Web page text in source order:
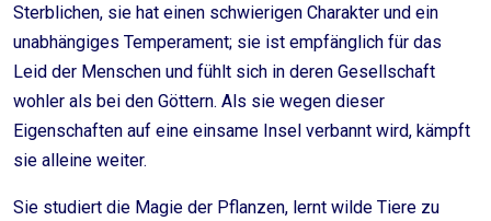
Sterblichen, sie hat einen schwierigen Charakter und ein
unabhängiges Temperament; sie ist empfänglich für das
Leid der Menschen und fühlt sich in deren Gesellschaft
wohler als bei den Göttern. Als sie wegen dieser
Eigenschaften auf eine einsame Insel verbannt wird, kämpft
sie alleine weiter.
Sie studiert die Magie der Pflanzen, lernt wilde Tiere zu